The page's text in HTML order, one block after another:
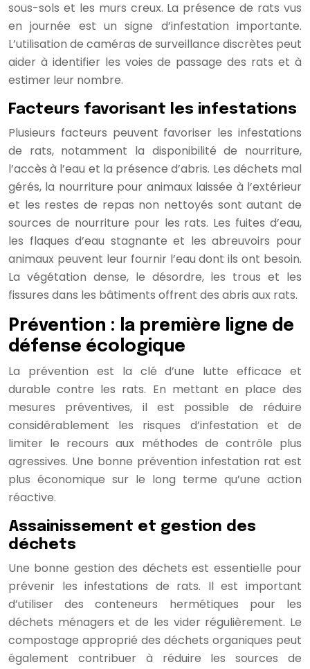
sous-sols et les murs creux. La présence de rats vus
en journée est un signe d’infestation importante.
L’utilisation de caméras de surveillance discrètes peut
aider à identifier les voies de passage des rats et à
estimer leur nombre.
Facteurs favorisant les infestations
Plusieurs facteurs peuvent favoriser les infestations
de rats, notamment la disponibilité de nourriture,
l’accès à l’eau et la présence d’abris. Les déchets mal
gérés, la nourriture pour animaux laissée à l’extérieur
et les restes de repas non nettoyés sont autant de
sources de nourriture pour les rats. Les fuites d’eau,
les flaques d’eau stagnante et les abreuvoirs pour
animaux peuvent leur fournir l’eau dont ils ont besoin.
La végétation dense, le désordre, les trous et les
fissures dans les bâtiments offrent des abris aux rats.
Prévention : la première ligne de
défense écologique
La prévention est la clé d’une lutte efficace et
durable contre les rats. En mettant en place des
mesures préventives, il est possible de réduire
considérablement les risques d’infestation et de
limiter le recours aux méthodes de contrôle plus
agressives. Une bonne prévention infestation rat est
plus économique sur le long terme qu’une action
réactive.
Assainissement et gestion des
déchets
Une bonne gestion des déchets est essentielle pour
prévenir les infestations de rats. Il est important
d’utiliser des conteneurs hermétiques pour les
déchets ménagers et de les vider régulièrement. Le
compostage approprié des déchets organiques peut
également contribuer à réduire les sources de